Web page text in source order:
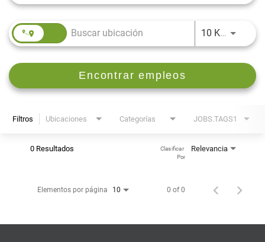
10 KM
Encontrar empleos
Filtros Ubicaciones Categorías JOBS.TAGS1
0 Resultados Relevancia
Clasificar
Por
Elementos por página 10 0 of 0